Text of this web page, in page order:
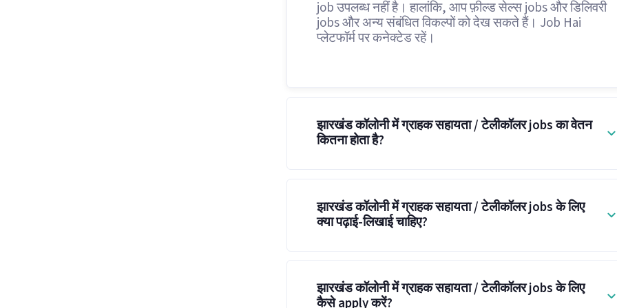
job उपलब्ध नहीं है। हालांकि, आप फ़ील्ड सेल्स jobs और डिलिवरी
jobs और अन्य संबंधित विकल्पों को देख सकते हैं। Job Hai
प्लेटफॉर्म पर कनेक्टेड रहें।
झारखंड कॉलोनी में ग्राहक सहायता / टेलीकॉलर jobs का वेतन
कितना होता है?
झारखंड कॉलोनी में ग्राहक सहायता / टेलीकॉलर jobs के लिए
क्या पढ़ाई-लिखाई चाहिए?
झारखंड कॉलोनी में ग्राहक सहायता / टेलीकॉलर jobs के लिए
कैसे apply करें?